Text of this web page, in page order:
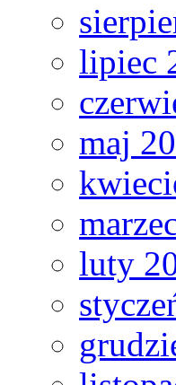
lipiec
maj
luty